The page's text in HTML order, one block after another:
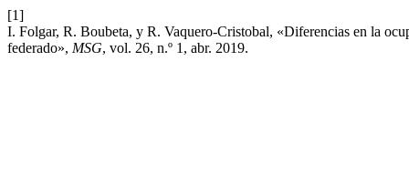
[1]
I. Folgar, R. Boubeta, y R. Vaquero-Cristobal, «Diferencias en la
federado», MSG, vol. 26, n.º 1, abr. 2019.